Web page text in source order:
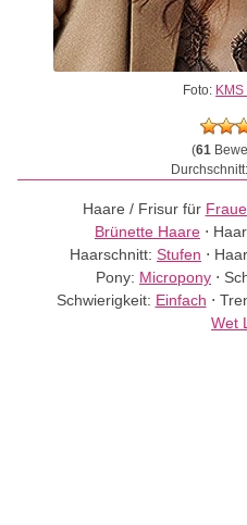
Foto:
(61
Durchschnitt:
Haare / Frisur für
Brünette Haare ⋅
Haarschnitt: Stufen ⋅
Pony: Micropony ⋅
Schwierigkeit: Einfach ⋅
Wet